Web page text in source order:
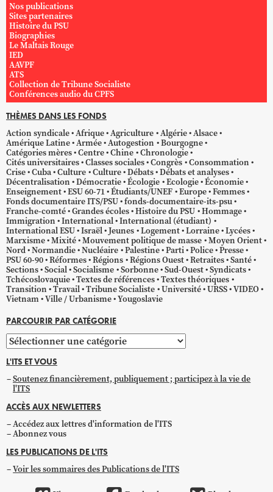
Nos publications
Sites partenaires
Histoire du PSU
Biographies
Le Maltais Rouge
IED
AAVPF
ATS
Collection de Tribune Socialiste
Conférences audio du CPFS
THÈMES DANS LES FONDS
Action syndicale Afrique Agriculture Algérie Alsace
Amérique Latine Armée Autogestion
Bourgogne
Catégories mères Centre Chine Chronologie
Cités universitaires Classes sociales Congrès Consommation
Crise Cuba Culture Culture Débats Débats et analyses
Décentralisation Démocratie Écologie Ecologie Économie
Enseignement ESU 60-71 Étudiants/UNEF Europe Femmes
Fonds documentaire ITS/PSU fonds-documentaire-its-psu
Franche-comté Grandes écoles Histoire du PSU Hommage
Immigration International International (étudiant)
International ESU Israël Jeunes Logement Lorraine Lycées
Marxisme Mixité Mouvement politique de masse Moyen Orient
Nord Normandie Nucléaire Palestine Parti Police Presse
PSU 60-90 Réformes Régions Régions Ouest Retraites Santé
Sections Social Socialisme Sorbonne Sud-Ouest Syndicats
Tchécoslovaquie Textes de références Textes théoriques
Transition Travail Tribune Socialiste Université URSS VIDEO
Vietnam Ville / Urbanisme Yougoslavie
PARCOURIR PAR CATÉGORIE
Parcourir
par
catégorie
L'ITS ET VOUS
Soutenez financièrement, publiquement ; participez à la vie de
l'ITS
ACCÈS AUX NEWLETTERS
Accédez aux lettres d'information de l'ITS
Abonnez vous
LES PUBLICATIONS DE L'ITS
Voir les sommaires des Publications de l'ITS